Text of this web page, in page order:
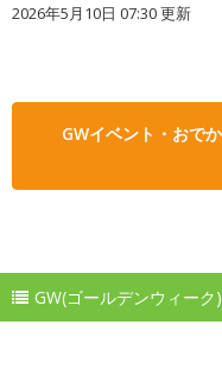
2026年5月10日 07:30 更新
GWイベント・おで
GW(ゴールデンウィー